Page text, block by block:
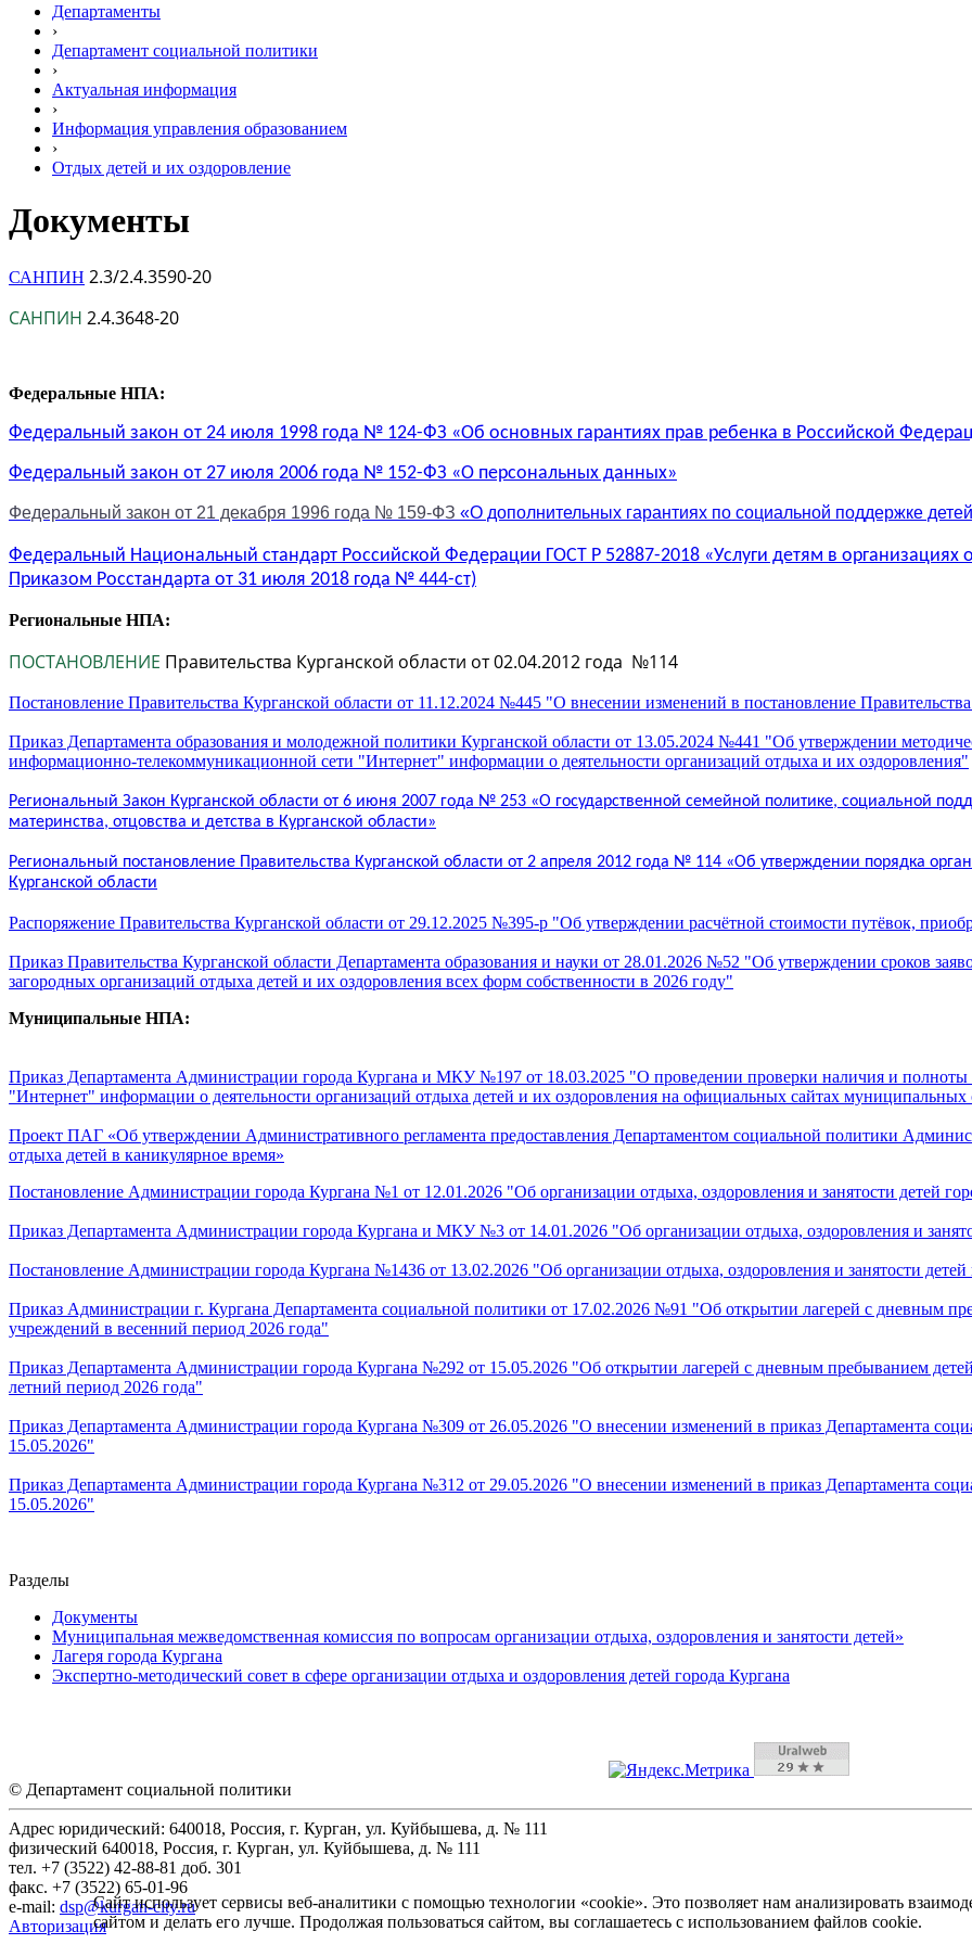
Департаменты
›
Департамент социальной политики
›
Актуальная информация
›
Информация управления образованием
›
Отдых детей и их оздоровление
Документы
САНПИН 2.3/2.4.3590-20
САНПИН 2.4.3648-20
Федеральные НПА:
Федеральный закон от 24 июля 1998 года № 124-ФЗ «Об основных гарантиях прав ребенка в Российской
Федеральный закон от 27 июля 2006 года № 152-ФЗ «О персональных данных»
Федеральный закон от 21 декабря 1996 года № 159-ФЗ «О дополнительных гарантиях по социальной поддержке
Федеральный Национальный стандарт Российской Федерации ГОСТ Р 52887-2018 «Услуги детям в
Приказом Росстандарта от 31 июля 2018 года № 444-ст)
Региональные НПА:
ПОСТАНОВЛЕНИЕ Правительства Курганской области от 02.04.2012 года №114
Постановление Правительства Курганской области от 11.12.2024 №445 "О внесении изменений в постановление
Приказ Департамента образования и молодежной политики Курганской области от 13.05.2024 №441 "Об утверждении
информационно-телекоммуникационной сети "Интернет" информации о деятельности организаций отдыха и их оздоровления"
Региональный Закон Курганской области от 6 июня 2007 года № 253 «О государственной семейной политике, социальной
материнства, отцовства и детства в Курганской области»
Региональный постановление Правительства Курганской области от 2 апреля 2012 года № 114 «Об утверждении порядка
Курганской области
Распоряжение Правительства Курганской области от 29.12.2025 №395-р "Об утверждении расчётной стоимости путёвок,
Приказ Правительства Курганской области Департамента образования и науки от 28.01.2026 №52 "Об утверждении сроков
загородных организаций отдыха детей и их оздоровления всех форм собственности в 2026 году"
Муниципальные НПА:
Приказ Департамента Администрации города Кургана и МКУ №197 от 18.03.2025 "О проведении проверки наличия и
"Интернет" информации о деятельности организаций отдыха детей и их оздоровления на официальных сайтах муниципальных
Проект ПАГ «Об утверждении Административного регламента предоставления Департаментом социальной политики
отдыха детей в каникулярное время»
Постановление Администрации города Кургана №1 от 12.01.2026 "Об организации отдыха, оздоровления и занятости детей
Приказ Департамента Администрации города Кургана и МКУ №3 от 14.01.2026 "Об организации отдыха, оздоровления и
Постановление Администрации города Кургана №1436 от 13.02.2026 "Об организации отдыха, оздоровления и занятости
Приказ Администрации г. Кургана Департамента социальной политики от 17.02.2026 №91 "Об открытии лагерей с дневным
учреждений в весенний период 2026 года"
Приказ Департамента Администрации города Кургана №292 от 15.05.2026 "Об открытии лагерей с дневным пребыванием
летний период 2026 года"
Приказ Департамента Администрации города Кургана №309 от 26.05.2026 "О внесении изменений в приказ Департамента
15.05.2026"
Приказ Департамента Администрации города Кургана №312 от 29.05.2026 "О внесении изменений в приказ Департамента
15.05.2026"
Разделы
Документы
Муниципальная межведомственная комиссия по вопросам организации отдыха, оздоровления и занятости детей»
Лагеря города Кургана
Экспертно-методический совет в сфере организации отдыха и оздоровления детей города Кургана
© Департамент социальной политики
Адрес юридический: 640018, Россия, г. Курган, ул. Куйбышева, д. № 111
физический 640018, Россия, г. Курган, ул. Куйбышева, д. № 111
тел. +7 (3522) 42-88-81 доб. 301
факс. +7 (3522) 65-01-96
e-mail: dsp@kurgan-city.ru
Авторизация
Сайт использует сервисы веб-аналитики с помощью технологии «cookie». Это позволяет нам анализировать
сайтом и делать его лучше. Продолжая пользоваться сайтом, вы соглашаетесь с использованием файлов cookie.